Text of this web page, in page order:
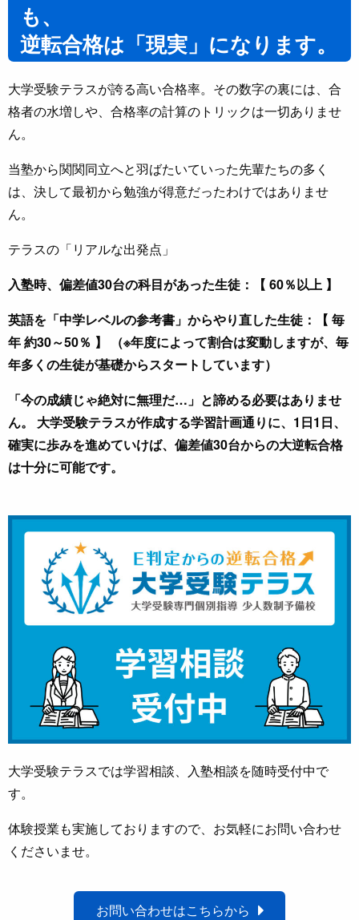
も、
逆転合格は「現実」になります。
大学受験テラスが誇る高い合格率。その数字の裏には、合
格者の水増しや、合格率の計算のトリックは一切ありませ
ん。
当塾から関関同立へと羽ばたいていった先輩たちの多く
は、決して最初から勉強が得意だったわけではありませ
ん。
テラスの「リアルな出発点」
入塾時、偏差値30台の科目があった生徒：【 60％以上 】
英語を「中学レベルの参考書」からやり直した生徒：【 毎
年 約30～50％ 】 （※年度によって割合は変動しますが、毎
年多くの生徒が基礎からスタートしています）
「今の成績じゃ絶対に無理だ…」と諦める必要はありませ
ん。 大学受験テラスが作成する学習計画通りに、1日1日、
確実に歩みを進めていけば、偏差値30台からの大逆転合格
は十分に可能です。
大学受験テラスでは学習相談、入塾相談を随時受付中で
す。
体験授業も実施しておりますので、お気軽にお問い合わせ
くださいませ。
お問い合わせはこちらから